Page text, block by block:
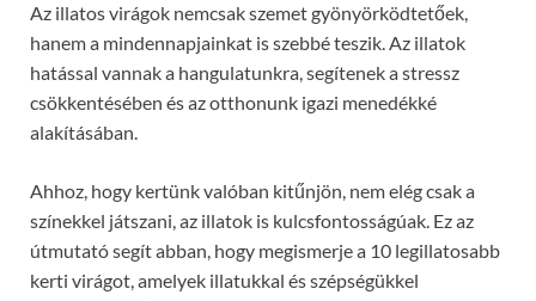
Az illatos virágok nemcsak szemet gyönyörködtetőek,
hanem a mindennapjainkat is szebbé teszik. Az illatok
hatással vannak a hangulatunkra, segítenek a stressz
csökkentésében és az otthonunk igazi menedékké
alakításában.
Ahhoz, hogy kertünk valóban kitűnjön, nem elég csak a
színekkel játszani, az illatok is kulcsfontosságúak. Ez az
útmutató segít abban, hogy megismerje a 10 legillatosabb
kerti virágot, amelyek illatukkal és szépségükkel